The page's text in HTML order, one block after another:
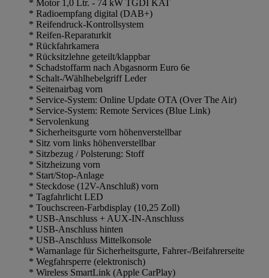
* Motor 1,0 Ltr. - 74 kW TGDI KAT
* Radioempfang digital (DAB+)
* Reifendruck-Kontrollsystem
* Reifen-Reparaturkit
* Rückfahrkamera
* Rücksitzlehne geteilt/klappbar
* Schadstoffarm nach Abgasnorm Euro 6e
* Schalt-/Wählhebelgriff Leder
* Seitenairbag vorn
* Service-System: Online Update OTA (Over The Air)
* Service-System: Remote Services (Blue Link)
* Servolenkung
* Sicherheitsgurte vorn höhenverstellbar
* Sitz vorn links höhenverstellbar
* Sitzbezug / Polsterung: Stoff
* Sitzheizung vorn
* Start/Stop-Anlage
* Steckdose (12V-Anschluß) vorn
* Tagfahrlicht LED
* Touchscreen-Farbdisplay (10,25 Zoll)
* USB-Anschluss + AUX-IN-Anschluss
* USB-Anschluss hinten
* USB-Anschluss Mittelkonsole
* Warnanlage für Sicherheitsgurte, Fahrer-/Beifahrerseite
* Wegfahrsperre (elektronisch)
* Wireless SmartLink (Apple CarPlay)